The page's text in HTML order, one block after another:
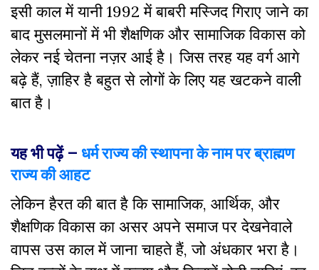
इसी काल में यानी 1992 में बाबरी मस्जिद गिराए जाने का
बाद मुसलमानों में भी शैक्षणिक और सामाजिक विकास को
लेकर नई चेतना नज़र आई है। जिस तरह यह वर्ग आगे
बढ़े हैं, ज़ाहिर है बहुत से लोगों के लिए यह खटकने वाली
बात है।
यह भी पढ़ें – धर्म राज्य की स्थापना के नाम पर ब्राह्मण
राज्य की आहट
लेकिन हैरत की बात है कि सामाजिक, आर्थिक, और
शैक्षणिक विकास का असर अपने समाज पर देखनेवाले
वापस उस काल में जाना चाहते हैं, जो अंधकार भरा है।